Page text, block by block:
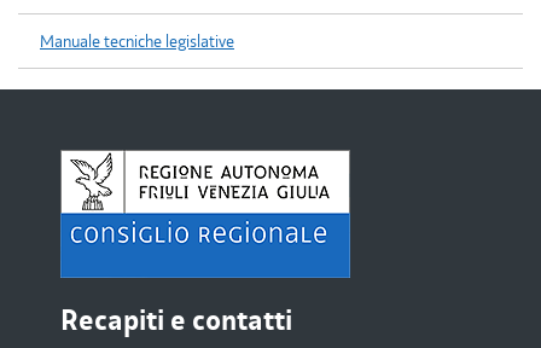
Manuale tecniche legislative
Recapiti e contatti